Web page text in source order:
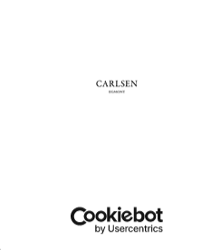
Subfooter
Handelsbetingelser Cookiepolitik